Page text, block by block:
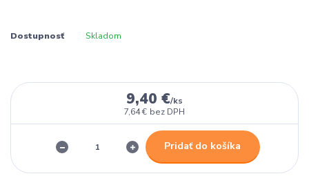
Dostupnosť Skladom
9,40 €/ks
7,64 € bez DPH
Pridať do košíka